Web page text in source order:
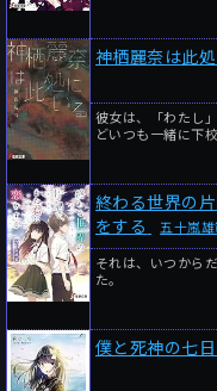
神栖麗奈は此
彼女は、「わたし
どいつも一緒に下
終わる世界の
をする
五十嵐
それは、いつから
た。
僕と死神の七